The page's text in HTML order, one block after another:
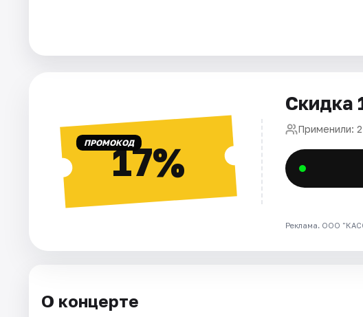
Площадки
ПРОМОКОД17%
Скидка
Применили:
Реклама. ООО
О концерте